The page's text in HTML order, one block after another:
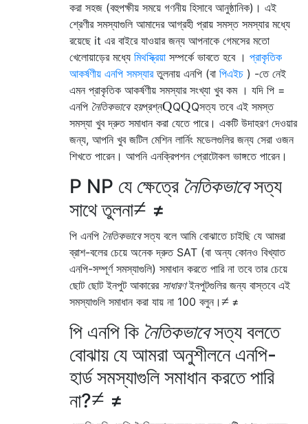
করা সহজ (বহুপক্ষীয় সময়ে গণনীয় হিসাবে আনুষ্ঠানিক)। এই
শ্রেণীর সমস্যাগুলি আমাদের আগ্রহী প্রায় সমস্ত সমস্যার মধ্যে
রয়েছে it এর বাইরে যাওয়ার জন্য আপনাকে গেমসের মতো
খেলোয়াড়ের মধ্যে মিথস্ক্রিয়া সম্পর্কে ভাবতে হবে । প্রাকৃতিক
আকর্ষণীয় এনপি সমস্যারতুলনায় এনপি (বা পিএইচ ) -তে নেই
এমন প্রাকৃতিক আকর্ষণীয় সমস্যার সংখ্যা খুব কম । যদি পি =
এনপি নৈতিকভাবে হয়প্রশ্নQQQQসত্য তবে এই সমস্ত
সমস্যা খুব দ্রুত সমাধান করা যেতে পারে। একটি উদাহরণ দেওয়ার
জন্য, আপনি খুব জটিল মেশিন লার্নিং মডেলগুলির জন্য সেরা ওজন
শিখতে পারেন। আপনি এনক্রিপশন প্রোটোকল ভাঙ্গতে পারেন।
P NP যে ক্ষেত্রে নৈতিকভাবেসত্য
সাথে তুলনা≠ ≠
পি এনপি নৈতিকভাবেসত্য বলে আমি বোঝাতে চাইছি যে আমরা
ব্রাশ-বলের চেয়ে অনেক দ্রুত SAT (বা অন্য কোনও বিখ্যাত
এনপি-সম্পূর্ণ সমস্যাগুলি) সমাধান করতে পারি না তবে তার চেয়ে
ছোট ছোট ইনপুট আকারের সাধারণইনপুটগুলির জন্য বাস্তবে এই
সমস্যাগুলি সমাধান করা যায় না 100 বলুন। ≠ ≠
পি এনপি কি নৈতিকভাবেসত্য বলতে
বোঝায় যে আমরা অনুশীলনে এনপি-
হার্ড সমস্যাগুলি সমাধান করতে পারি
না?≠ ≠